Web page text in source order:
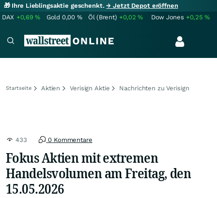
🎁 Ihre Lieblingsaktie geschenkt.→ Jetzt Depot eröffnen
DAX +0,69% Gold 0,00 % Öl (Brent) +0,02% Dow Jones +0,25%
Startseite Aktien Verisign Aktie Nachrichten zu Verisign
433 0 Kommentare
Fokus Aktien mit extremen
Handelsvolumen am Freitag, den
15.05.2026